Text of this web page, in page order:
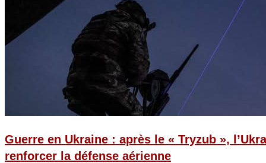
Guerre en Ukraine : après le « Tryzub »,
renforcer la défense aérienne